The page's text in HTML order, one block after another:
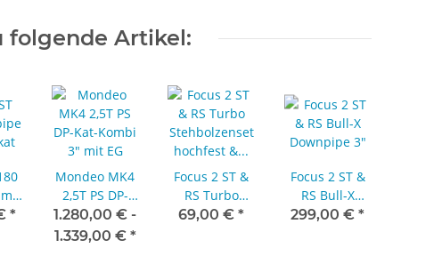
folgende Artikel:
*
Mondeo MK4
2,5T PS DP-
Kat-Kombi 3"
mit EG
1.280,00 € -
1.339,00 € *
Focus 2 ST &
RS Turbo
Stehbolzenset
69,00 €*
Focus 2 ST &
RS Bull-X
Downpipe 3"
299,00 €*